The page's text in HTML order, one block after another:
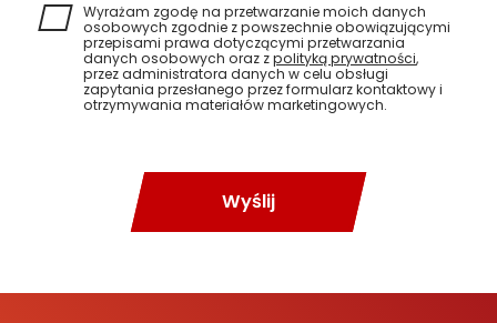
Wyrażam zgodę na przetwarzanie moich danych
osobowych zgodnie z powszechnie obowiązującymi
przepisami prawa dotyczącymi przetwarzania
danych osobowych oraz zpolityką prywatności,
przez administratora danych w celu obsługi
zapytania przesłanego przez formularz kontaktowy i
otrzymywania materiałów marketingowych.
Wyślij